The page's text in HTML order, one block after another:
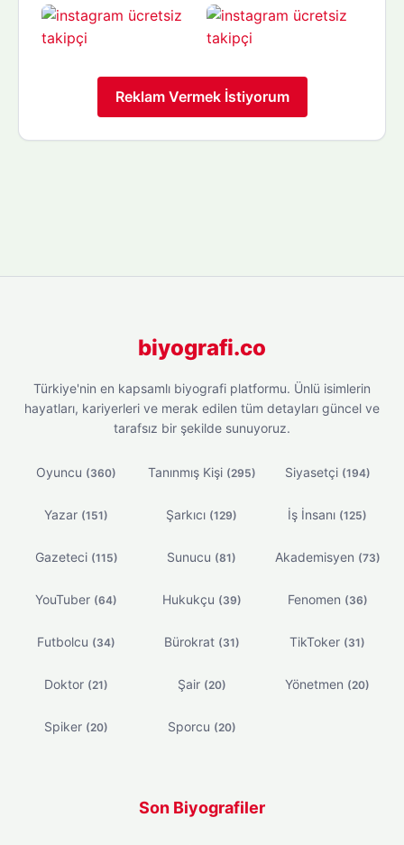
Reklam Vermek İstiyorum
biyografi.co
Türkiye'nin en kapsamlı biyografi platformu. Ünlü isimlerin
hayatları, kariyerleri ve merak edilen tüm detayları güncel ve
tarafsız bir şekilde sunuyoruz.
Oyuncu (360) Tanınmış Kişi (295) Siyasetçi (194)
Yazar (151) Şarkıcı (129) İş İnsanı (125)
Gazeteci (115) Sunucu (81) Akademisyen (73)
YouTuber (64) Hukukçu (39) Fenomen (36)
Futbolcu (34) Bürokrat (31) TikToker (31)
Doktor (21) Şair (20) Yönetmen (20)
Spiker (20) Sporcu (20)
Son Biyografiler